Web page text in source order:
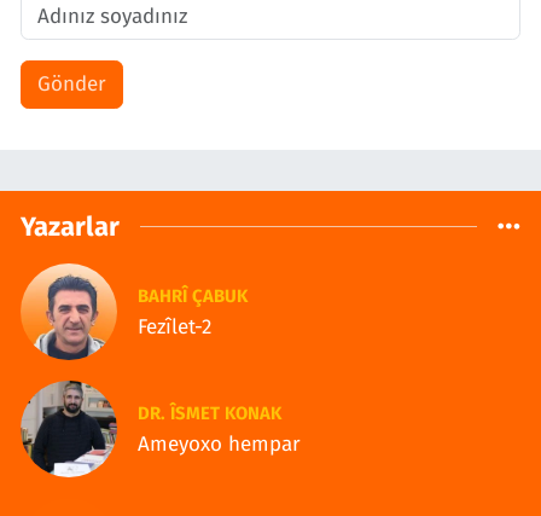
Gönder
Yazarlar
BAHRÎ ÇABUK
Fezîlet-2
DR. ÎSMET KONAK
Ameyoxo hempar